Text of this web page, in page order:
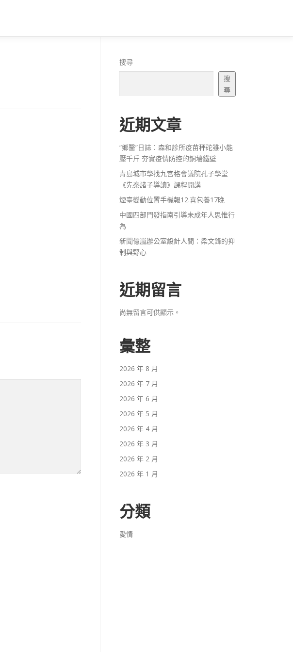
搜尋
搜
尋
近期文章
“鄉醫”日誌：森和診所疫苗秤砣雖小能
壓千斤 夯實疫情防控的銅墻鐵壁
青島城市學找九宮格會議院孔子學堂
《先秦諸子導讀》課程開講
煙臺變動位置手機報12.喜包養17晚
中國四部門發指南引導未成年人思惟行
為
新聞億嵐辦公室設計人間：梁文鋒的抑
制與野心
近期留言
尚無留言可供顯示。
彙整
2026 年 8 月
2026 年 7 月
2026 年 6 月
2026 年 5 月
2026 年 4 月
2026 年 3 月
2026 年 2 月
2026 年 1 月
分類
愛情